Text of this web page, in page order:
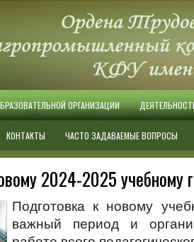
ОРГАНИЗАЦИИ
КОНТАКТЫ ЧАСТО ЗАДАВАЕМЫЕ ВОПРОСЫ
2024-2025 учебному
Подготовка к новому
важный период и